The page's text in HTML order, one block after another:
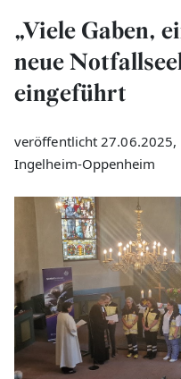
„Viele Gaben,
neue
eingeführt
veröffentlicht 27.06.2025,
Ingelheim-Oppenheim